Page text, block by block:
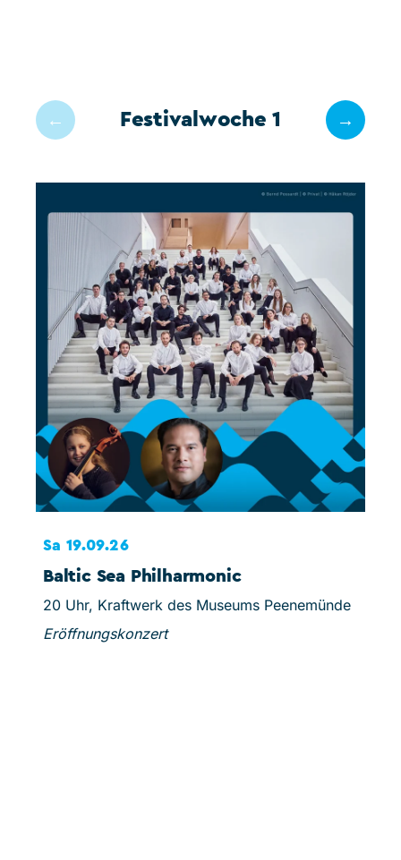
← Festivalwoche 1 →
Sa 19.09.26
Baltic Sea Philharmonic
20 Uhr, Kraftwerk des Museums Peenemünde
Eröffnungskonzert